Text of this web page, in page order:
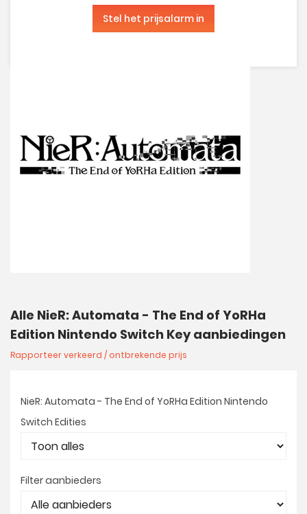
Stel het prijsalarm in
Alle NieR: Automata - The End of YoRHa
Edition Nintendo Switch Key aanbiedingen
Rapporteer verkeerd / ontbrekende prijs
NieR: Automata - The End of YoRHa Edition Nintendo
Switch Edities
Filter aanbieders